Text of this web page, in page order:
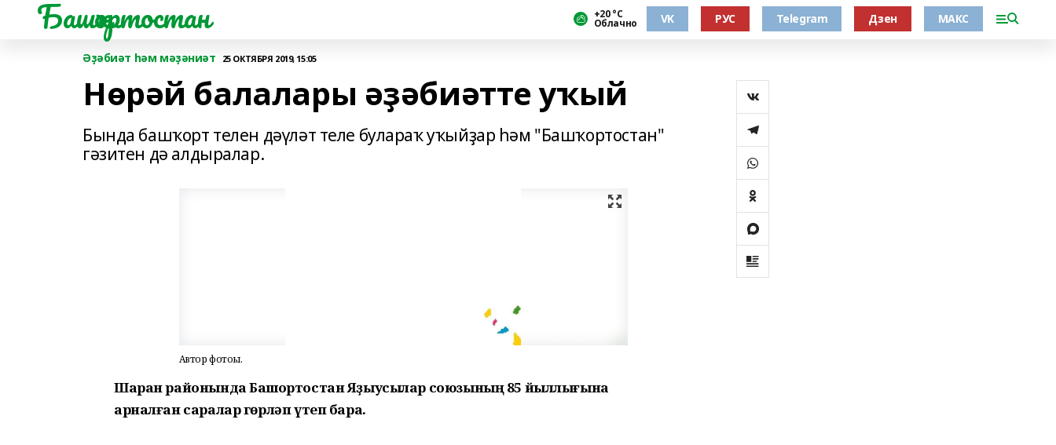
Башҡортостан +20 °С
Облачно VK РУС Telegram Дзен МАКС
Әҙәбиәт һәм мәҙәниәт 25 ОКТЯБРЯ 2019, 15:05
Нөрәй балалары әҙәбиәтте уҡый
Бында башҡорт телен дәүләт теле булараҡ уҡыйҙар һәм "Башҡортостан"
гәзитен дә алдыралар.
Автор фотоһы.
Шаран районында Башҡортостан Яҙыусылар союзының 85 йыллығына
арналған саралар гөрләп үтеп бара.